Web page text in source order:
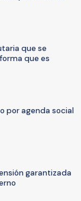
que se
que es
por agenda social
garantizada